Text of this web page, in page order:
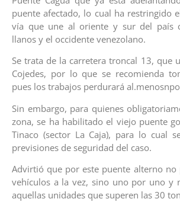
puente afectado, lo cual ha restringido
vía que une al oriente y sur del país
llanos y el occidente venezolano.
Se trata de la carretera troncal 13, que
Cojedes, por lo que se recomienda
pues los trabajos perdurará
Sin embargo, para quienes
zona, se ha habilitado el viejo puente
Tinaco (sector La Caja), para lo cual
previsiones de seguridad del caso.
Advirtió que por este puente alterno no
vehículos a la vez, sino uno por uno y
aquellas unidades que superen las 30